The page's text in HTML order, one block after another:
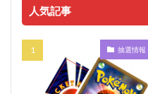
人気記事
抽選情報